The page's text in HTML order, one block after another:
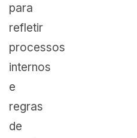
para
refletir
processos
internos
e
regras
de